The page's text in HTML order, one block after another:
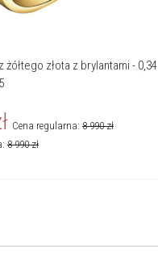
złota z brylantami - 0,34
Cena regularna: 8 990 zł
8 990 zł